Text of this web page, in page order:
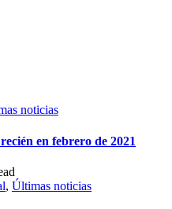
noticias
en febrero de 2021
, Últimas noticias